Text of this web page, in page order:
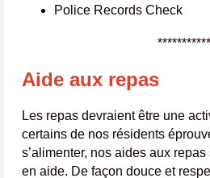
Police Records Check
Aide aux repas
Les repas devraient être une
certains de nos résidents
s’alimenter, nos aides aux
en aide. De façon douce et